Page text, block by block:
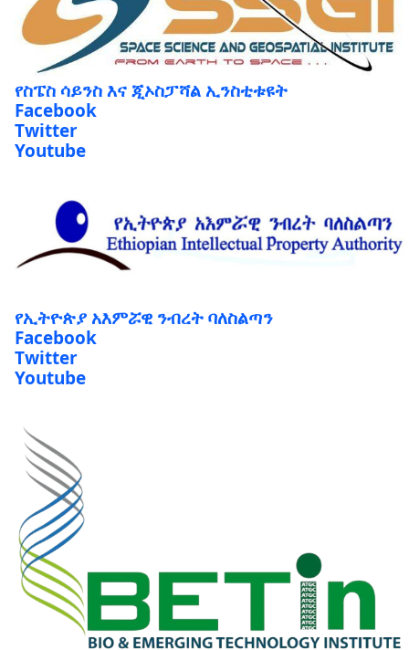
የስፔስ ሳይንስ እና ጂኦስፓሻል ኢንስቲቱዩት
Facebook
Twitter
Youtube
የኢትዮጵያ አእምሯዊ ንብረት ባለስልጣን
Facebook
Twitter
Youtube